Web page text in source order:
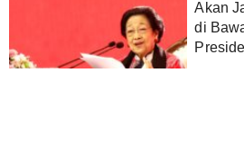
Akan
di